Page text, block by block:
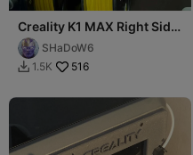
Creality K1 MAX Right Side
Mounted Spool Holder
SHaDoW6
 1.5K 516